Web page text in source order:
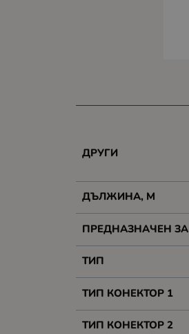
ДРУГИ
ДЪЛЖИНА, М
ПРЕДНАЗНАЧЕН ЗА
ТИП
ТИП КОНЕКТОР 1
ТИП КОНЕКТОР 2